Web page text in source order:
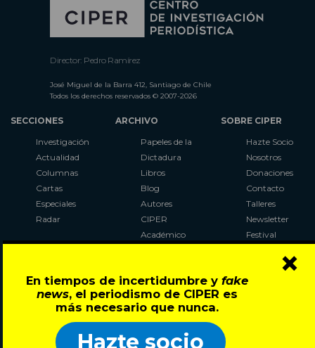
En tiempos de incertidumbre y fake
news, el periodismo de CIPER es
más necesario que nunca.
Hazte socio
×
Director: Pedro Ramírez
José Miguel de la Barra 412, Santiago de Chile
Todos los derechos reservados © 2007-2026
SECCIONES
Investigación
Actualidad
Columnas
Cartas
Especiales
Radar
ARCHIVO
Papeles de la
Dictadura
Libros
Blog
Autores
CIPER
Académico
Al Plebiscito
con CIPER
SOBRE CIPER
Hazte Socio
Nosotros
Donaciones
Contacto
Talleres
Newsletter
Festival